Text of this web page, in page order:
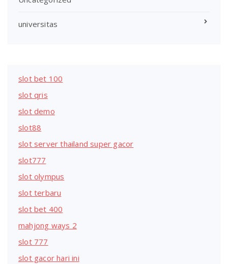
universitas
slot bet 100
slot qris
slot demo
slot88
slot server thailand super gacor
slot777
slot olympus
slot terbaru
slot bet 400
mahjong ways 2
slot 777
slot gacor hari ini